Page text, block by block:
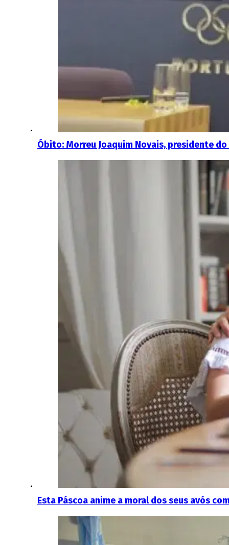
Óbito: Morreu Joaquim Novais, presidente do
Esta Páscoa anime a moral dos seus avós